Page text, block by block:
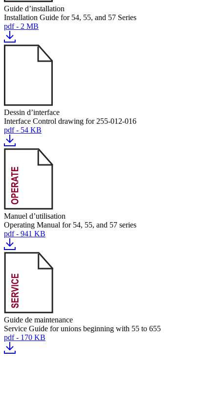
Guide d’installation
Installation Guide for 54, 55, and 57 Series
pdf - 2 MB
Dessin d’interface
Interface Control drawing for 255-012-016
pdf - 54 KB
Manuel d’utilisation
Operating Manual for 54, 55, and 57 series
pdf - 941 KB
Guide de maintenance
Service Guide for unions beginning with 55 to 655
pdf - 170 KB